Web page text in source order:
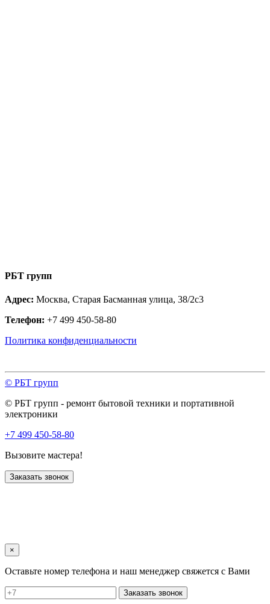
РБТ групп
Адрес: Москва, Старая Басманная улица, 38/2с3
Телефон: +7 499 450-58-80
Политика конфиденциальности
© РБТ групп
© РБТ групп - ремонт бытовой техники и портативной
электроники
+7 499 450-58-80
Вызовите мастера!
Заказать звонок
×
Оставьте номер телефона и наш менеджер свяжется с Вами
Заказать звонок